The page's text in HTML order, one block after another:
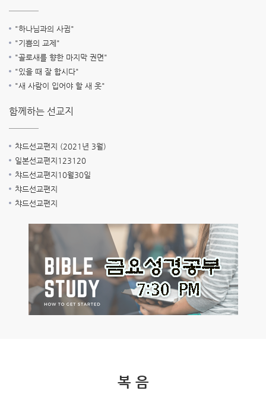
"하나님과의 사귐"
"기쁨의 교제"
"골로새를 향한 마지막 권면"
"있을 때 잘 합시다"
"새 사람이 입어야 할 새 옷"
함께하는 선교지
챠드선교편지 (2021년 3월)
일본선교편지123120
챠드선교편지10월30일
챠드선교편지
챠드선교편지
복 음